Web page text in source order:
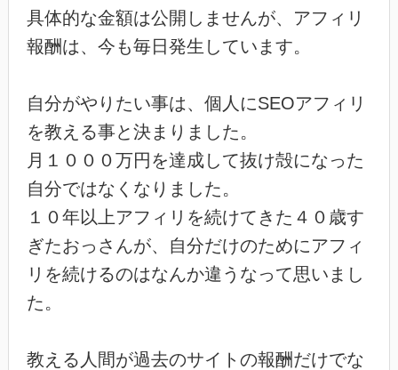
具体的な金額は公開しませんが、アフィリ
報酬は、今も毎日発生しています。
自分がやりたい事は、個人にSEOアフィリ
を教える事と決まりました。
月１０００万円を達成して抜け殻になった
自分ではなくなりました。
１０年以上アフィリを続けてきた４０歳す
ぎたおっさんが、自分だけのためにアフィ
リを続けるのはなんか違うなって思いまし
た。
教える人間が過去のサイトの報酬だけでな